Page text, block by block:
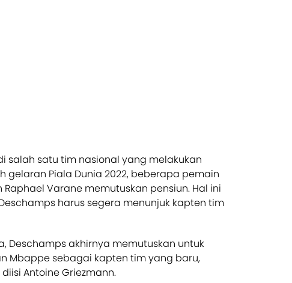
salah satu tim nasional yang melakukan
gelaran Piala Dunia 2022, beberapa pemain
Raphael Varane memutuskan pensiun. Hal ini
harus segera menunjuk kapten tim
Deschamps akhirnya memutuskan untuk
Mbappe sebagai kapten tim yang baru,
Antoine Griezmann.